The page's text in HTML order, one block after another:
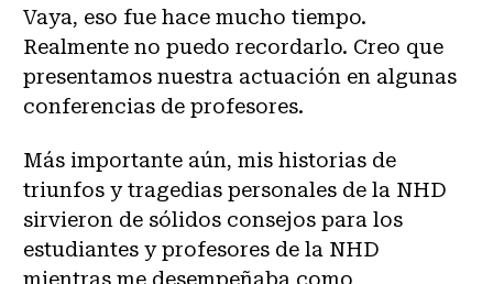
Vaya, eso fue hace mucho tiempo.
Realmente no puedo recordarlo. Creo que
presentamos nuestra actuación en algunas
conferencias de profesores.
Más importante aún, mis historias de
triunfos y tragedias personales de la NHD
sirvieron de sólidos consejos para los
estudiantes y profesores de la NHD
mientras me desempeñaba como